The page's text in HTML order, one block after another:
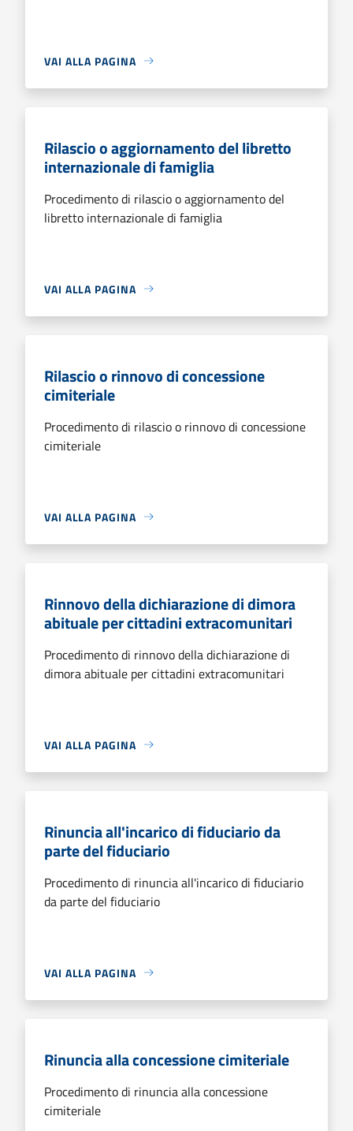
VAI ALLA PAGINA
Rilascio o aggiornamento del libretto
internazionale di famiglia
Procedimento di rilascio o aggiornamento del
libretto internazionale di famiglia
VAI ALLA PAGINA
Rilascio o rinnovo di concessione
cimiteriale
Procedimento di rilascio o rinnovo di concessione
cimiteriale
VAI ALLA PAGINA
Rinnovo della dichiarazione di dimora
abituale per cittadini extracomunitari
Procedimento di rinnovo della dichiarazione di
dimora abituale per cittadini extracomunitari
VAI ALLA PAGINA
Rinuncia all'incarico di fiduciario da
parte del fiduciario
Procedimento di rinuncia all'incarico di fiduciario
da parte del fiduciario
VAI ALLA PAGINA
Rinuncia alla concessione cimiteriale
Procedimento di rinuncia alla concessione
cimiteriale